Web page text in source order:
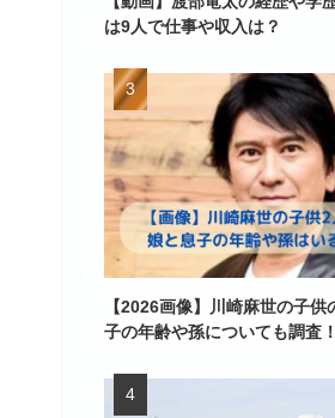
は9人で仕事や収入は？
【2026画像】川崎麻世の子供
子の年齢や孫についても調査！